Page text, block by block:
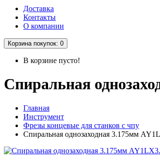
Доставка
Контакты
О компании
Корзинапокупок: 0
В корзине пусто!
Спиральная
Главная
Инструмент
Фрезы концевые для станков с чпу
Спиральная однозаходная 3.175мм